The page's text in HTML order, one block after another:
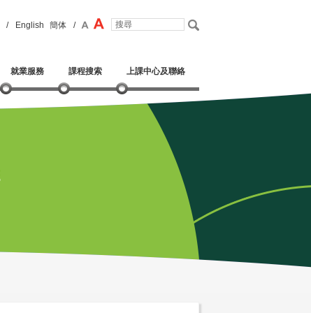
/ English 簡体 /
就業服務 課程搜索 上課中心及聯絡